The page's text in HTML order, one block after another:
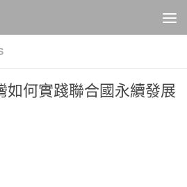
如何實踐聯合國永續發展